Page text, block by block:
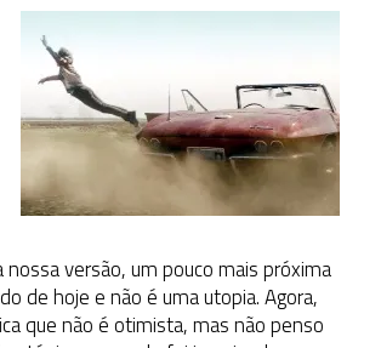
nossa versão, um pouco mais próxima
de hoje e não é uma utopia. Agora,
que não é otimista, mas não penso